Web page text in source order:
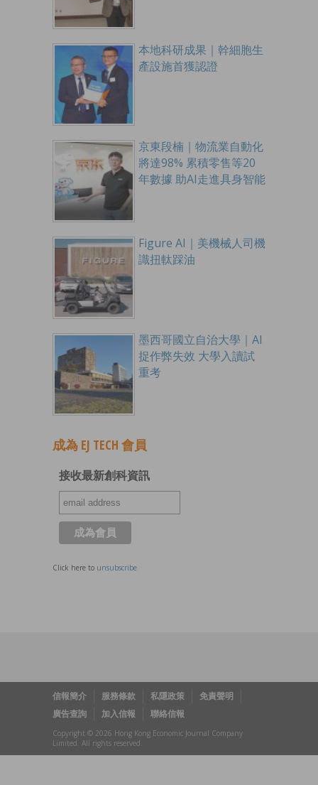
本地科研成果｜幹細胞生
產設施首獲認證
京東段楠｜物流業自動化
將達98% 累積零售等20
年數據 助AI走進具身智能
Figure AI｜美機械人司機
識扭軚踩油
墨西哥國立自治大學｜AI
捉作弊失效 大學入讀試
重考
成為 EJ TECH 會員
接收最新創科資訊
Click here to unsubscribe
信報簡介 服務條款 私隱政策
免責聲明
廣告查詢
加入信報 聯絡信報
Copyright © 2026 Hong Kong Economic Journal Company
Limited. All rights reserved.